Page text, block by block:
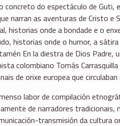
concreto do espectáculo de
narran as aventuras de Cristo e
historias onde a bondade e o
historias onde o humor, a
En la diestra de Dios
colombiano Tomás
de orixe europea que
labor de compilación
de narradores tradicionais,
transmisión da cultura